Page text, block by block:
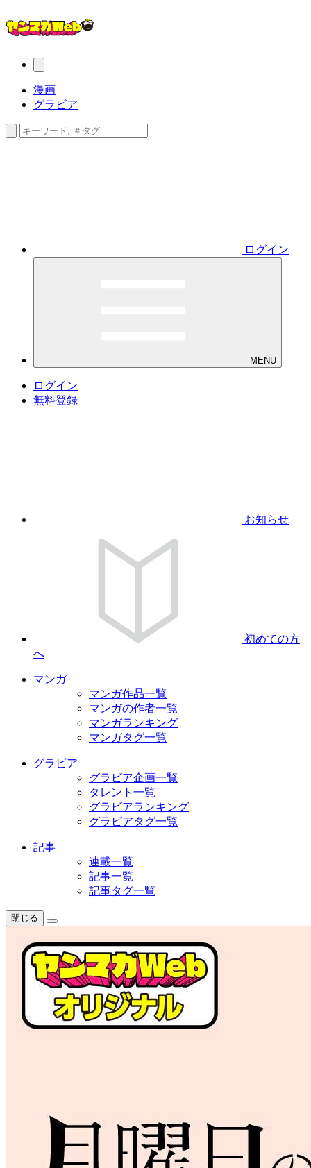
漫画
グラビア
ログイン
MENU
ログイン
無料登録
お知らせ
初めての方
へ
マンガ
マンガ作品一覧
マンガの作者一覧
マンガランキング
マンガタグ一覧
グラビア
グラビア企画一覧
タレント一覧
グラビアランキング
グラビアタグ一覧
記事
連載一覧
記事一覧
記事タグ一覧
閉じる